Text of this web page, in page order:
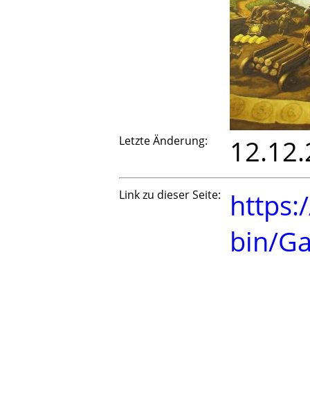
Letzte Änderung:
Link zu dieser Seite:
bin/